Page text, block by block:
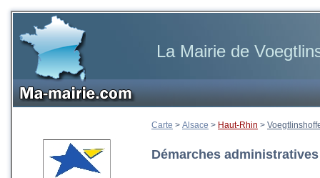
La Mairie de
Carte > Alsace > Haut-Rhin >
Démarches administratives